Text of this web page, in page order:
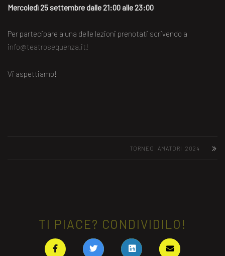
Mercoledì 25 settembre dalle 21:00 alle 23:00
Per partecipare a una delle lezioni prenotati scrivendo a
info@teatrosequenza.it!
Vi aspettiamo!
TORNEO AMATORI 2024
TI PIACE? CONDIVIDILO!